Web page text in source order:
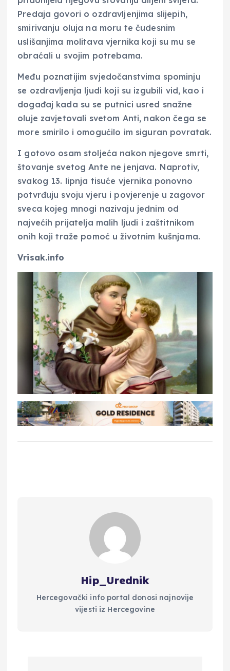
Predaja govori o ozdravljenjima slijepih,
smirivanju oluja na moru te čudesnim
uslišanjima molitava vjernika koji su mu se
obraćali u svojim potrebama.
Među poznatijim svjedočanstvima spominju
se ozdravljenja ljudi koji su izgubili vid, kao i
događaj kada su se putnici usred snažne
oluje zavjetovali svetom Anti, nakon čega se
more smirilo i omogućilo im siguran povratak.
I gotovo osam stoljeća nakon njegove smrti,
štovanje svetog Ante ne jenjava. Naprotiv,
svakog 13. lipnja tisuće vjernika ponovno
potvrđuju svoju vjeru i povjerenje u zagovor
sveca kojeg mnogi nazivaju jednim od
najvećih prijatelja malih ljudi i zaštitnikom
onih koji traže pomoć u životnim kušnjama.
Vrisak.info
Hip_Urednik
Hercegovački info portal donosi najnovije
vijesti iz Hercegovine